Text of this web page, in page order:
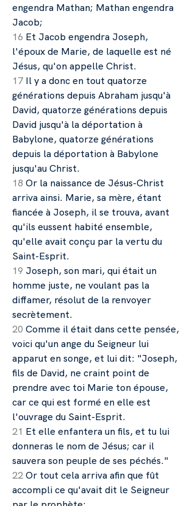
engendra Mathan; Mathan engendra
Jacob;
16 Et Jacob engendra Joseph,
l'époux de Marie, de laquelle est né
Jésus, qu'on appelle Christ.
17 Il y a donc en tout quatorze
générations depuis Abraham jusqu'à
David, quatorze générations depuis
David jusqu'à la déportation à
Babylone, quatorze générations
depuis la déportation à Babylone
jusqu'au Christ.
18 Or la naissance de Jésus-Christ
arriva ainsi. Marie, sa mère, étant
fiancée à Joseph, il se trouva, avant
qu'ils eussent habité ensemble,
qu'elle avait conçu par la vertu du
Saint-Esprit.
19 Joseph, son mari, qui était un
homme juste, ne voulant pas la
diffamer, résolut de la renvoyer
secrètement.
20 Comme il était dans cette pensée,
voici qu'un ange du Seigneur lui
apparut en songe, et lui dit: "Joseph,
fils de David, ne craint point de
prendre avec toi Marie ton épouse,
car ce qui est formé en elle est
l'ouvrage du Saint-Esprit.
21 Et elle enfantera un fils, et tu lui
donneras le nom de Jésus; car il
sauvera son peuple de ses péchés."
22Or tout cela arriva afin que fût
accompli ce qu'avait dit le Seigneur